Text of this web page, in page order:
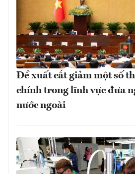
Đề xuất cắt giảm một số
chính trong lĩnh vực đưa
nước ngoài